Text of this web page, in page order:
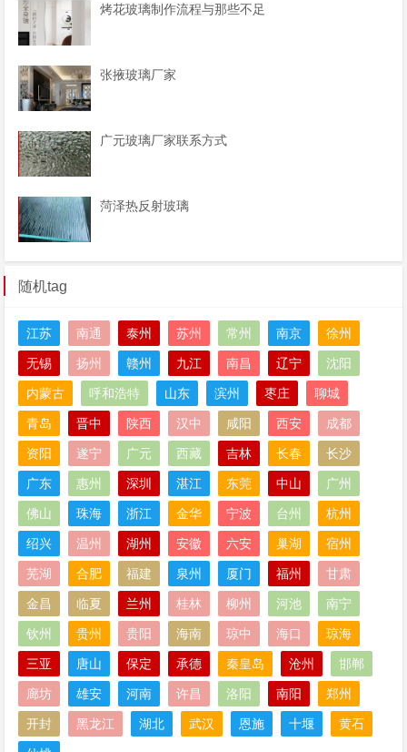
烤花玻璃制作流程与那些不足
张掖玻璃厂家
广元玻璃厂家联系方式
菏泽热反射玻璃
随机tag
江苏 南通 泰州 苏州 常州 南京 徐州
无锡 扬州 赣州 九江 南昌 辽宁 沈阳
内蒙古 呼和浩特 山东 滨州 枣庄 聊城
青岛 晋中 陕西 汉中 咸阳 西安 成都
资阳 遂宁 广元 西藏 吉林 长春 长沙
广东 惠州 深圳 湛江 东莞 中山 广州
佛山 珠海 浙江 金华 宁波 台州 杭州
绍兴 温州 湖州 安徽 六安 巢湖 宿州
芜湖 合肥 福建 泉州 厦门 福州 甘肃
金昌 临夏 兰州 桂林 柳州 河池 南宁
钦州 贵州 贵阳 海南 琼中 海口 琼海
三亚 唐山 保定 承德 秦皇岛 沧州 邯郸
廊坊 雄安 河南 许昌 洛阳 南阳 郑州
开封 黑龙江 湖北 武汉 恩施 十堰 黄石